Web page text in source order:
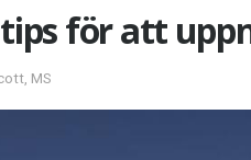
för att
MS